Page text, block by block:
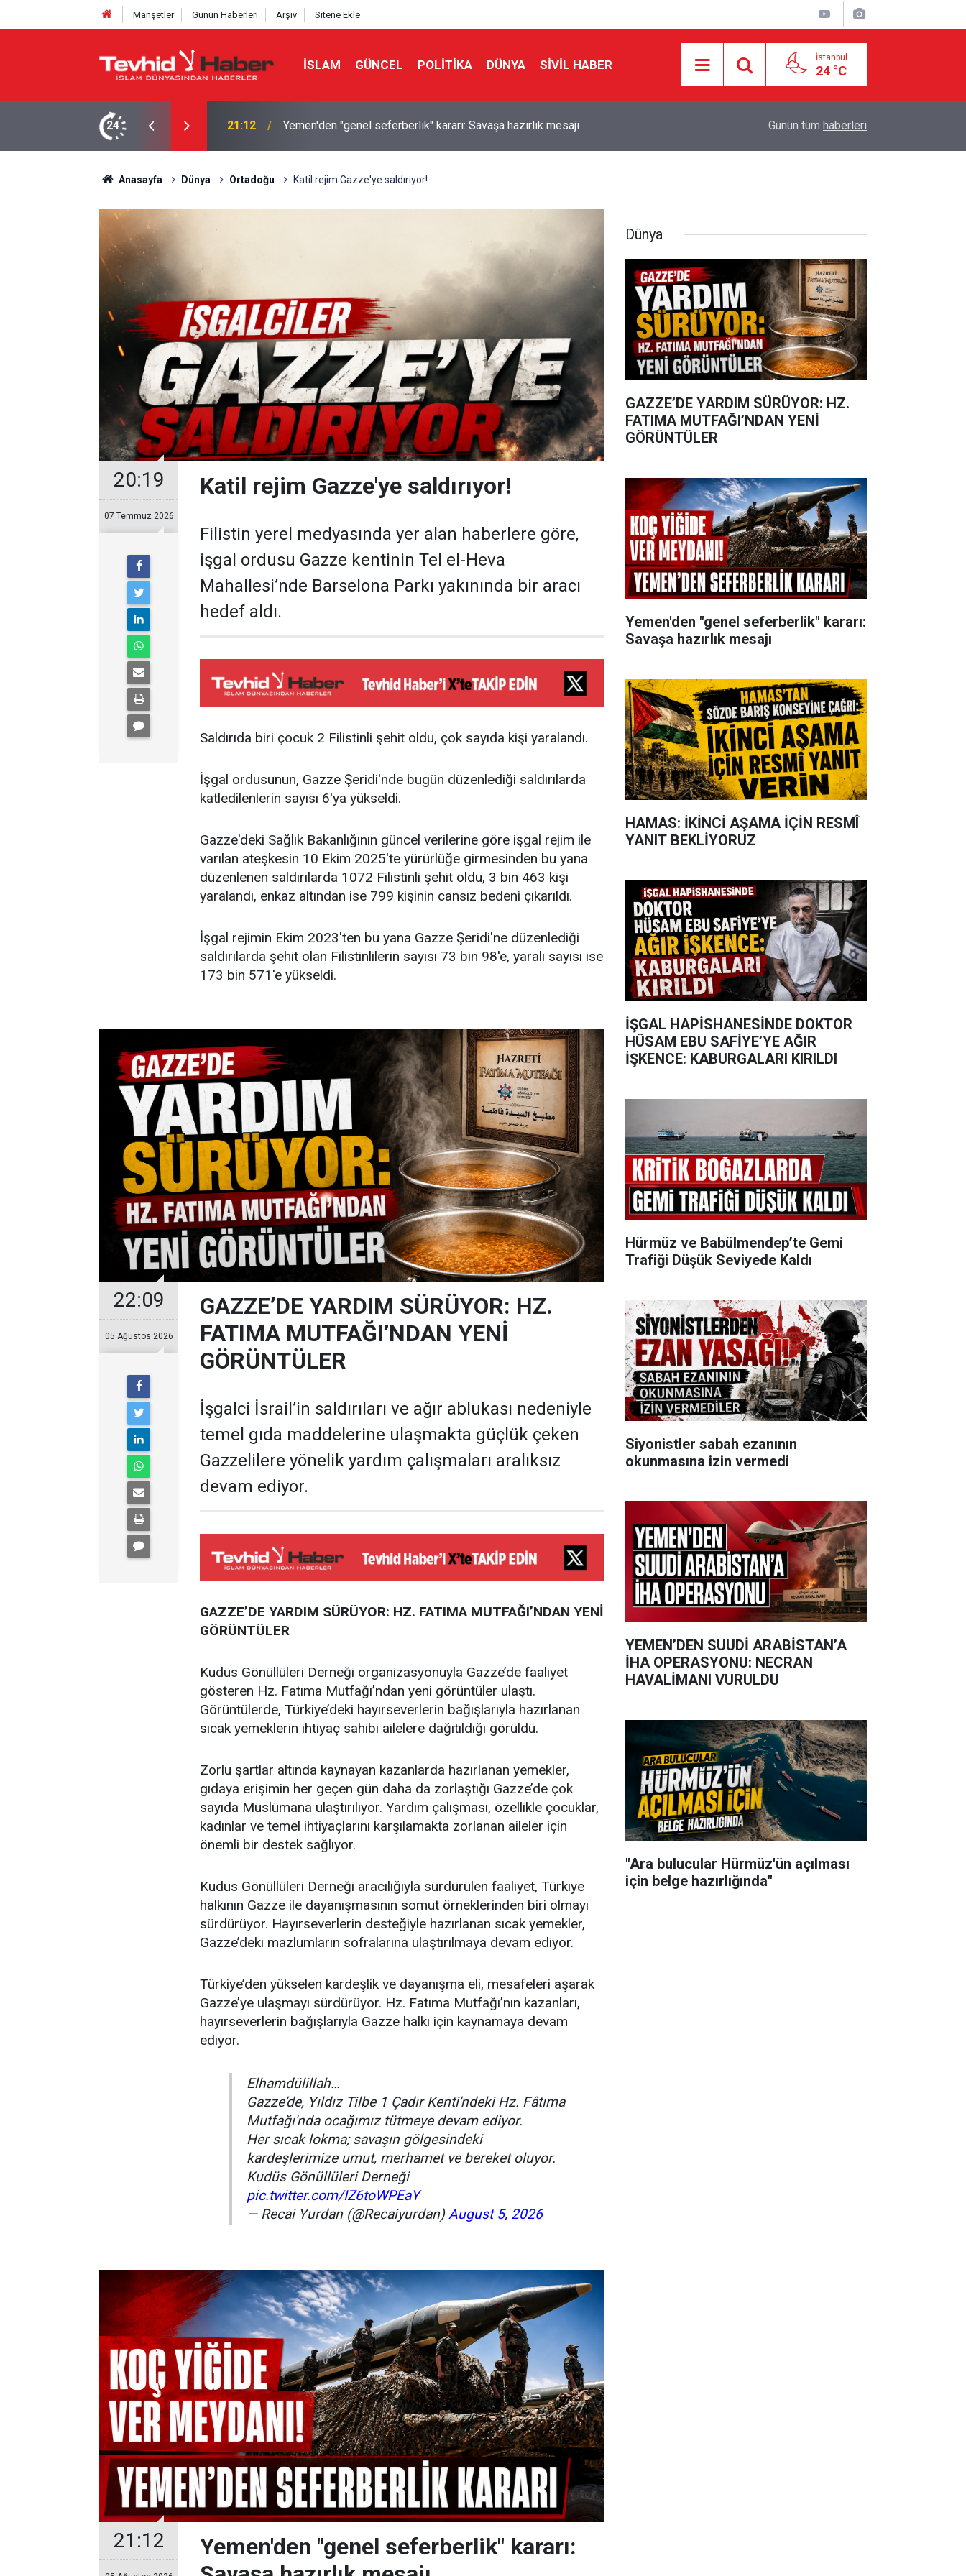
Manşetler Günün Haberleri Arşiv Sitene Ekle
İSLAM GÜNCEL POLITIKA DÜNYA SIVIL HABER İstanbul
24 °C
24
FATIMA MUTFAĞI’NDAN YENİ
21:12 Yemen'den "genel seferberlik" kararı: Savaşa hazırlık mesajı HAMAS: İKİNCİ AŞAMA İÇİN RESMÎ YANIT
Günün tüm haberleri
Anasayfa Dünya Ortadoğu Katil rejim Gazze'ye saldırıyor!
20:19
07 Temmuz 2026
Katil rejim Gazze'ye saldırıyor!
Filistin yerel medyasında yer alan haberlere göre,
işgal ordusu Gazze kentinin Tel el-Heva
Mahallesi’nde Barselona Parkı yakınında bir aracı
hedef aldı.
Saldırıda biri çocuk 2 Filistinli şehit oldu, çok sayıda kişi yaralandı.
İşgal ordusunun, Gazze Şeridi'nde bugün düzenlediği saldırılarda
katledilenlerin sayısı 6'ya yükseldi.
Gazze'deki Sağlık Bakanlığının güncel verilerine göre işgal rejim ile
varılan ateşkesin 10 Ekim 2025'te yürürlüğe girmesinden bu yana
düzenlenen saldırılarda 1072 Filistinli şehit oldu, 3 bin 463 kişi
yaralandı, enkaz altından ise 799 kişinin cansız bedeni çıkarıldı.
İşgal rejimin Ekim 2023'ten bu yana Gazze Şeridi'ne düzenlediği
saldırılarda şehit olan Filistinlilerin sayısı 73 bin 98'e, yaralı sayısı ise
173 bin 571'e yükseldi.
22:09
05 Ağustos 2026
GAZZE’DE YARDIM SÜRÜYOR: HZ.
FATIMA MUTFAĞI’NDAN YENİ
GÖRÜNTÜLER
İşgalci İsrail’in saldırıları ve ağır ablukası nedeniyle
temel gıda maddelerine ulaşmakta güçlük çeken
Gazzelilere yönelik yardım çalışmaları aralıksız
devam ediyor.
GAZZE’DE YARDIM SÜRÜYOR: HZ. FATIMA MUTFAĞI’NDAN YENİ
GÖRÜNTÜLER
Kudüs Gönüllüleri Derneği organizasyonuyla Gazze’de faaliyet
gösteren Hz. Fatıma Mutfağı’ndan yeni görüntüler ulaştı.
Görüntülerde, Türkiye’deki hayırseverlerin bağışlarıyla hazırlanan
sıcak yemeklerin ihtiyaç sahibi ailelere dağıtıldığı görüldü.
Zorlu şartlar altında kaynayan kazanlarda hazırlanan yemekler,
gıdaya erişimin her geçen gün daha da zorlaştığı Gazze’de çok
sayıda Müslümana ulaştırılıyor. Yardım çalışması, özellikle çocuklar,
kadınlar ve temel ihtiyaçlarını karşılamakta zorlanan aileler için
önemli bir destek sağlıyor.
Kudüs Gönüllüleri Derneği aracılığıyla sürdürülen faaliyet, Türkiye
halkının Gazze ile dayanışmasının somut örneklerinden biri olmayı
sürdürüyor. Hayırseverlerin desteğiyle hazırlanan sıcak yemekler,
Gazze’deki mazlumların sofralarına ulaştırılmaya devam ediyor.
Türkiye’den yükselen kardeşlik ve dayanışma eli, mesafeleri aşarak
Gazze’ye ulaşmayı sürdürüyor. Hz. Fatıma Mutfağı’nın kazanları,
hayırseverlerin bağışlarıyla Gazze halkı için kaynamaya devam
ediyor.
Elhamdülillah…
Gazze'de, Yıldız Tilbe 1 Çadır Kenti'ndeki Hz. Fâtıma
Mutfağı'nda ocağımız tütmeye devam ediyor.
Her sıcak lokma; savaşın gölgesindeki
kardeşlerimize umut, merhamet ve bereket oluyor.
Kudüs Gönüllüleri Derneği
pic.twitter.com/IZ6toWPEaY
— Recai Yurdan (@Recaiyurdan)August 5, 2026
21:12
Yemen'den "genel seferberlik" kararı:
Dünya
GAZZE’DE YARDIM SÜRÜYOR: HZ.
FATIMA MUTFAĞI’NDAN YENİ
GÖRÜNTÜLER
Yemen'den "genel seferberlik" kararı:
Savaşa hazırlık mesajı
HAMAS: İKİNCİ AŞAMA İÇİN RESMÎ
YANIT BEKLİYORUZ
İŞGAL HAPİSHANESİNDE DOKTOR
HÜSAM EBU SAFİYE’YE AĞIR
İŞKENCE: KABURGALARI KIRILDI
Hürmüz ve Babülmendep’te Gemi
Trafiği Düşük Seviyede Kaldı
Siyonistler sabah ezanının
okunmasına izin vermedi
YEMEN’DEN SUUDİ ARABİSTAN’A
İHA OPERASYONU: NECRAN
HAVALİMANI VURULDU
"Ara bulucular Hürmüz'ün açılması
için belge hazırlığında"